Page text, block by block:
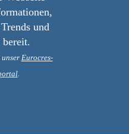
und
unser Eurocres-
.